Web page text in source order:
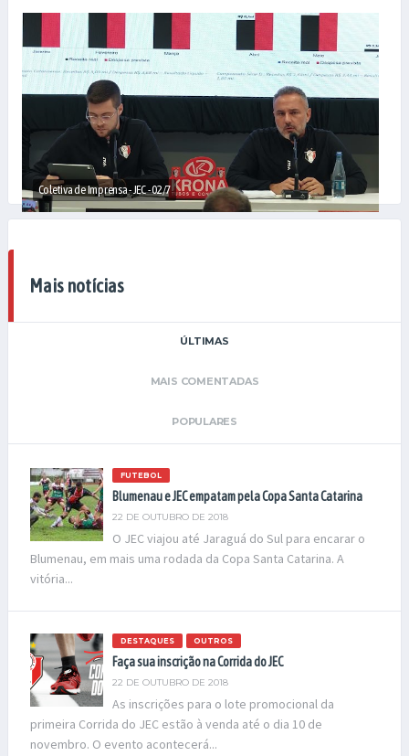
Coletiva de Imprensa - JEC - 02/7
Mais notícias
ÚLTIMAS
MAIS COMENTADAS
POPULARES
FUTEBOL
Blumenau e JEC empatam pela Copa Santa Catarina
22 DE OUTUBRO DE 2018
O JEC viajou até Jaraguá do Sul para encarar o
Blumenau, em mais uma rodada da Copa Santa Catarina. A
vitória...
DESTAQUES OUTROS
Faça sua inscrição na Corrida do JEC
22 DE OUTUBRO DE 2018
As inscrições para o lote promocional da
primeira Corrida do JEC estão à venda até o dia 10 de
novembro. O evento acontecerá...